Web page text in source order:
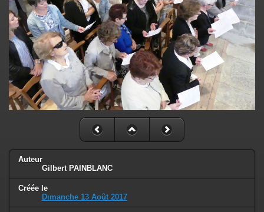
Auteur
Gilbert PAINBLANC
Créée le
Dimanche 13 Août 2017